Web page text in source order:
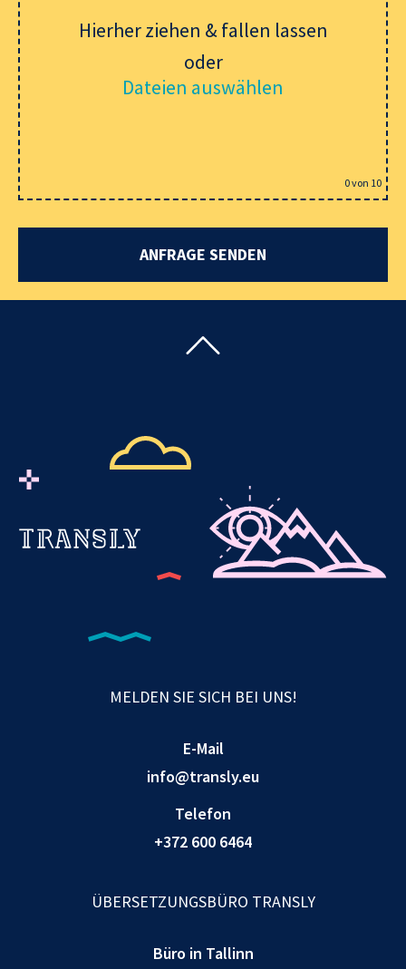
Hierher ziehen & fallen lassen
oder
Dateien auswählen
0von 10
MELDEN SIE SICH BEI UNS!
E-Mail
info@transly.eu
Telefon
+372 600 6464
ÜBERSETZUNGSBÜRO TRANSLY
Büro in Tallinn